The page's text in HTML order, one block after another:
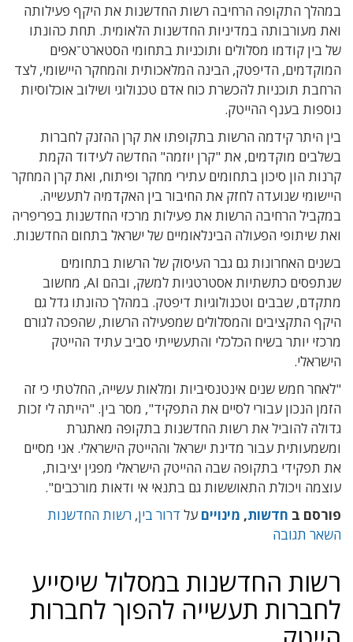
במהלך התקופה הרחיבה רשות החדשנות את היקף פעילותה
ואת מעורבותה במדיניות החדשנות הלאומית. תחת כהונתו
של בין קודמו מסלולים ותוכניות בתחומי הסטארט־אפים
המוקדמים, הדיפטק, הבינה המלאכותית והמחקר היישומי, לצד
הרחבת תוכניות להכשרת כוח אדם טכנולוגי ושילוב אוכלוסיות
נוספות בענף ההייטק.
בין היתר קידמה הרשות בתקופתו את קרן ההזנק לחברות
בשלבים מוקדמים, את "קרן יוזמה" החדשה לעידוד הקמת
קרנות הון סיכון בתחומים עתירי מחקר ופיתוח, ואת קרן המחקר
היישומי שנועדה לחזק את החיבור בין האקדמיה לתעשייה.
במקביל הרחיבה הרשות את פעילות מרכזי החדשנות בפריפריה
ואת שיתופי הפעולה הבינלאומיים של ישראל בתחום החדשנות.
בשנים האחרונות גם גבר העיסוק של הרשות בתחומים
שנתפסים כתשתיות אסטרטגיות למשק, ובהם AI, מחשוב
מתקדם, שבבים וטכנולוגיות דיפטק. במהלך כהונתו גדל גם
היקף התקציבים והמסלולים שמפעילה הרשות, שהפכה לגורם
מרכזי יותר בשיח הכלכלי והתעשייתי סביב עתיד ההייטק
הישראלי.
"לאחר חמש שנים אינטנסיביות ומלאות עשייה, החלטתי כי זה
הזמן הנכון עבורי לסיים את התפקיד", מסר בין. "הייתה לי זכות
גדולה להוביל את רשות החדשנות בתקופה מאתגרת
ומשמעותית עבור מדינת ישראל וההייטק הישראלי. אני מסיים
את תפקידי בתקופה שבה ההייטק הישראלי מפגין יציבות,
עוצמה ויכולת התאוששות גם בתנאי אי ודאות מורכבים".
פורסם ב חדשות, מינויים על דרור בין, רשות החדשנות
השאר תגובה
רשות החדשנות במסלול שיסייע
לחברות תעשייה להפוך לחברות